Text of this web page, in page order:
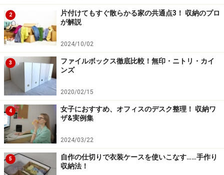
調味料に文具まで!? ダイニングから直接使
えるキッチン収納
LDまでひとつながりになっているキッチンなので、ダイ
ニング側のカウンター下にも引き出しと戸棚がついてい
ます。そこには、テーブルで使いたいカトラリーやコー
スターをはじめとして、文具や薬といった生活用品を収
納。引き出しには細かいアイテムをしまうので、仕切り
用ケースと仕切り板を活用して、中身が乱れないように
するとともに、無駄なく目いっぱい収納するのがポイン
トです。
2
片付けてもすぐ散らかる家の共通点3！ 収納のプロ
が解説
2024/10/02
3
ファイルボックス徹底比較！無印・ニトリ・カイ
ンズ
2020/02/15
4
女子におすすめ、オフィスのデスク整理！ 収納ワ
ザ&実例集
2024/03/22
5
自作の仕切りで衣装ケースを使いこなす……手作り
収納法！